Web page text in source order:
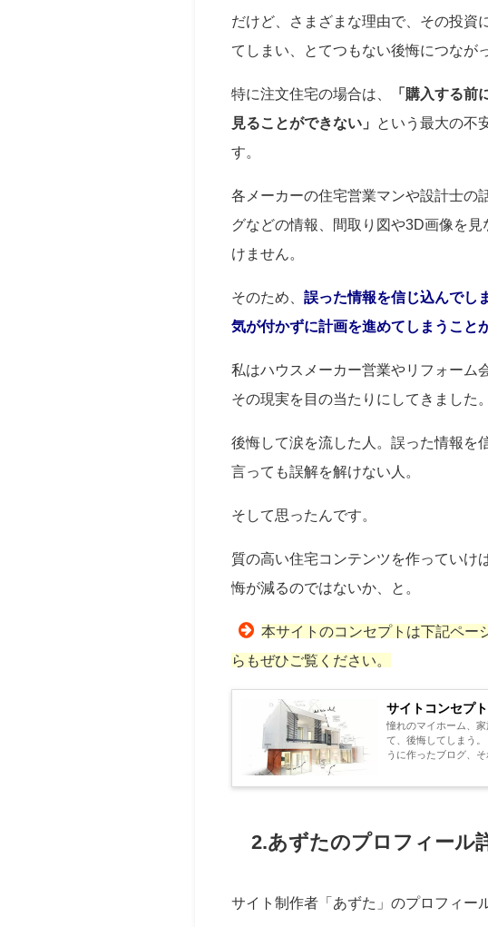
だけど、さまざまな理由で、その投資
てしまい、とてつもない後悔につなが
特に注文住宅の場合は、
「購入する前
見ることができない」
という最大の不
す。
各メーカーの住宅営業マンや設計士の
グなどの情報、間取り図や3D画像を
けません。
そのため、誤った情報を信じ込んでし
気が付かずに計画を進めてしまうこと
私はハウスメーカー営業やリフォーム
その現実を目の当たりにしてきました。
後悔して涙を流した人。誤った情報を
言っても誤解を解けない人。
そして思ったんです。
質の高い住宅コンテンツを作っていけ
悔が減るのではないか、と。
本サイトのコンセプトは下記ペー
らもぜひご覧ください。
サイトコンセプト
憧れのマイホーム、
て、後悔してしまう
うに作ったブログ、
2.あずたのプロフィール
サイト制作者「あずた」のプロフィー